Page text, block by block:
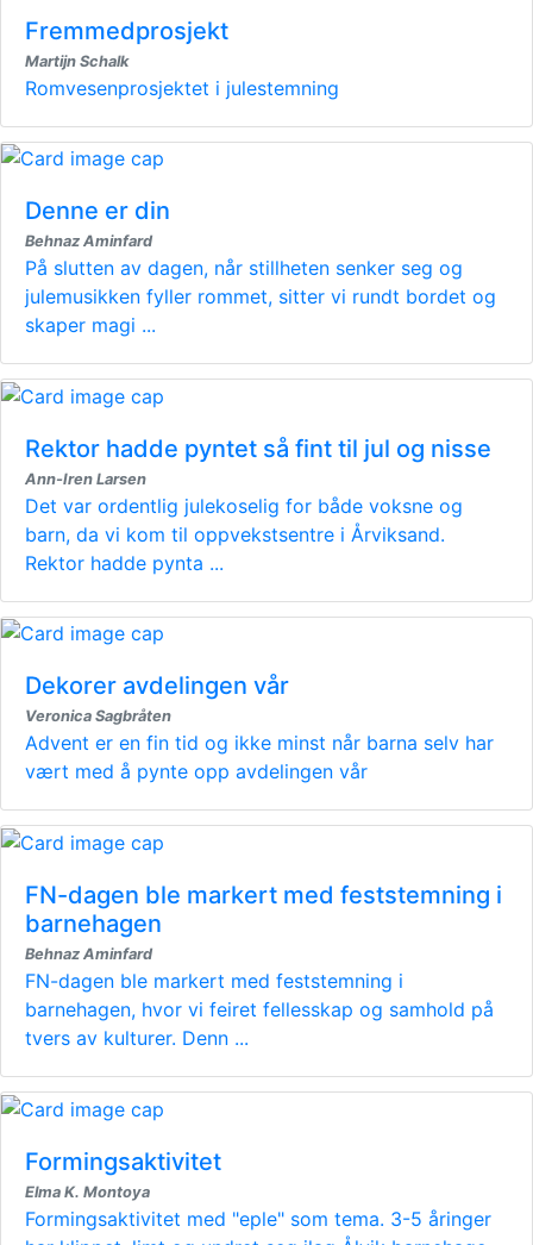
Fremmedprosjekt
Martijn Schalk
Romvesenprosjektet i julestemning
Denne er din
Behnaz Aminfard
På slutten av dagen, når stillheten senker seg og
julemusikken fyller rommet, sitter vi rundt bordet og
skaper magi ...
Rektor hadde pyntet så fint til jul og nisse
Ann-Iren Larsen
Det var ordentlig julekoselig for både voksne og
barn, da vi kom til oppvekstsentre i Årviksand.
Rektor hadde pynta ...
Dekorer avdelingen vår
Veronica Sagbråten
Advent er en fin tid og ikke minst når barna selv har
vært med å pynte opp avdelingen vår
FN-dagen ble markert med feststemning i
barnehagen
Behnaz Aminfard
FN-dagen ble markert med feststemning i
barnehagen, hvor vi feiret fellesskap og samhold på
tvers av kulturer. Denn ...
Formingsaktivitet
Elma K. Montoya
Formingsaktivitet med "eple" som tema. 3-5 åringer